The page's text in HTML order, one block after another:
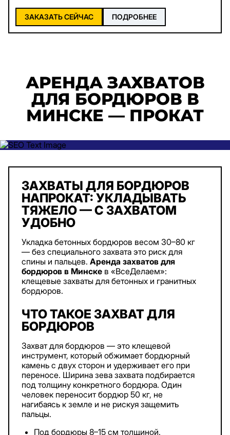
ЗАКАЗАТЬ СЕЙЧАС ПОДРОБНЕЕ
АРЕНДА ЗАХВАТОВ
ДЛЯ БОРДЮРОВ В
МИНСКЕ — ПРОКАТ
ЗАХВАТЫ ДЛЯ БОРДЮРОВ
НАПРОКАТ: УКЛАДЫВАТЬ
ТЯЖЕЛО — С ЗАХВАТОМ
УДОБНО
Укладка бетонных бордюров весом 30–80 кг
— без специального захвата это риск для
спины и пальцев. Аренда захватов для
бордюров в Минске в «ВсеДелаем»:
клещевые захваты для бетонных и гранитных
бордюров.
ЧТО ТАКОЕ ЗАХВАТ ДЛЯ
БОРДЮРОВ
Захват для бордюров — это клещевой
инструмент, который обжимает бордюрный
камень с двух сторон и удерживает его при
переносе. Ширина зева захвата подбирается
под толщину конкретного бордюра. Один
человек переносит бордюр 50 кг, не
нагибаясь к земле и не рискуя защемить
пальцы.
Под бордюры 8–15 см толщиной.